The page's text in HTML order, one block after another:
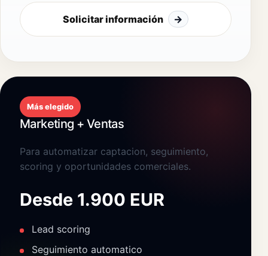
Solicitar información →
Más elegido
Marketing + Ventas
Para automatizar captacion, seguimiento,
scoring y oportunidades comerciales.
Desde 1.900 EUR
Lead scoring
Seguimiento automatico